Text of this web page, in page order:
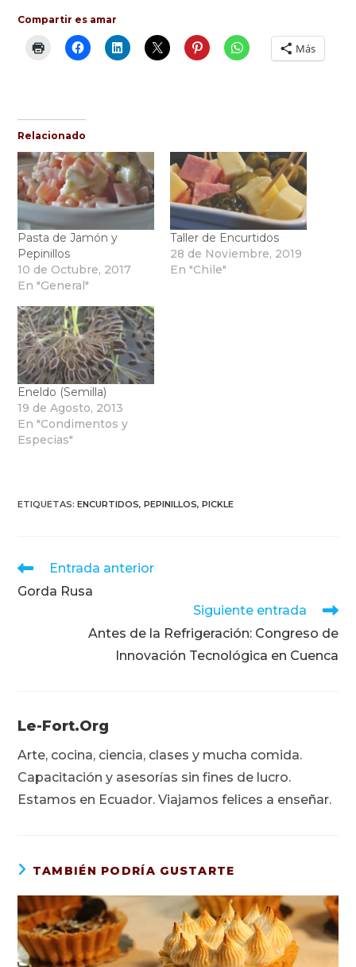
Compartir es amar
Más
Relacionado
Pasta de Jamón y
Pepinillos
10 de Octubre, 2017
En "General"
Taller de Encurtidos
28 de Noviembre, 2019
En "Chile"
Eneldo (Semilla)
19 de Agosto, 2013
En "Condimentos y
Especias"
ETIQUETAS:ENCURTIDOS, PEPINILLOS, PICKLE
Leer
artículos
Entrada anterior
Gorda Rusa
Siguiente entrada
Antes de la Refrigeración: Congreso de
Innovación Tecnológica en Cuenca
Le-Fort.org
Arte, cocina, ciencia, clases y mucha comida.
Capacitación y asesorías sin fines de lucro.
Estamos en Ecuador. Viajamos felices a enseñar.
TAMBIÉN PODRÍA GUSTARTE